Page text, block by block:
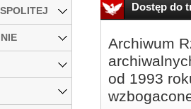
Dostęp do
Archiwum
od 1993